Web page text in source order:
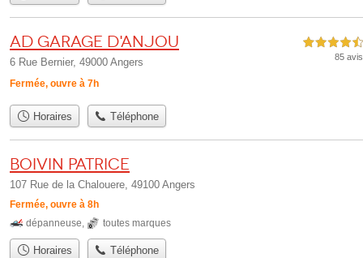
AD Garage d'ANJOU
6 Rue Bernier, 49000 Angers
Fermée, ouvre à 7h
4,5 étoiles sur 5
85 avis
Horaires Téléphone
BOIVIN Patrice
107 Rue de la Chalouere, 49100 Angers
Fermée, ouvre à 8h
dépanneuse, toutes marques
Horaires Téléphone